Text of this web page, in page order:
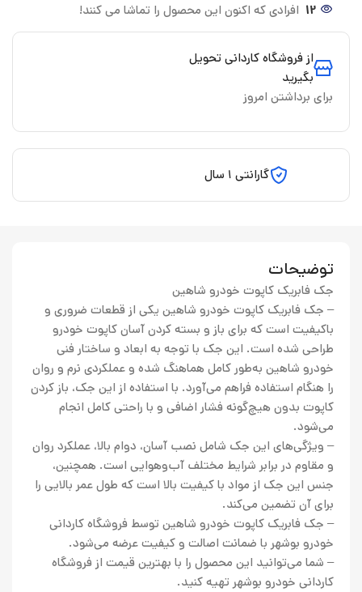
12 افرادی که اکنون این محصول را تماشا می کنند!
از فروشگاه کاردانی تحویل
بگیرید
برای برداشتن امروز
گارانتی 1 سال
توضیحات
جک فابریک کاپوت خودرو شاهین
– جک فابریک کاپوت خودرو شاهین یکی از قطعات ضروری و
باکیفیت است که برای باز و بسته کردن آسان کاپوت خودرو
طراحی شده است. این جک با توجه به ابعاد و ساختار فنی
خودرو شاهین به‌طور کامل هماهنگ شده و عملکردی نرم و روان
را هنگام استفاده فراهم می‌آورد. با استفاده از این جک، باز کردن
کاپوت بدون هیچ‌گونه فشار اضافی و با راحتی کامل انجام
می‌شود.
– ویژگی‌های این جک شامل نصب آسان، دوام بالا، عملکرد روان
و مقاوم در برابر شرایط مختلف آب‌وهوایی است. همچنین،
جنس این جک از مواد با کیفیت بالا است که طول عمر بالایی را
برای آن تضمین می‌کند.
– جک فابریک کاپوت خودرو شاهین توسط فروشگاه کاردانی
خودرو بوشهر با ضمانت اصالت و کیفیت عرضه می‌شود.
– شما می‌توانید این محصول را با بهترین قیمت از فروشگاه
کاردانی خودرو بوشهر تهیه کنید.